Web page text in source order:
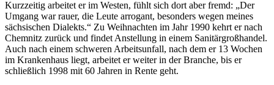
Kurzzeitig arbeitet er im Westen, fühlt sich dort aber fremd: „Der
Umgang war rauer, die Leute arrogant, besonders wegen meines
sächsischen Dialekts.“ Zu Weihnachten im Jahr 1990 kehrt er nach
Chemnitz zurück und findet Anstellung in einem Sanitärgroßhandel.
Auch nach einem schweren Arbeitsunfall, nach dem er 13 Wochen
im Krankenhaus liegt, arbeitet er weiter in der Branche, bis er
schließlich 1998 mit 60 Jahren in Rente geht.